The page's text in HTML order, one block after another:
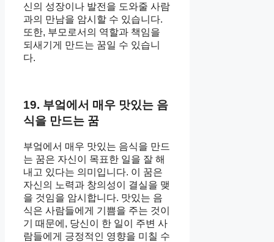
신의 성장이나 발전을 도와줄 사람
과의 만남을 암시할 수 있습니다.
또한, 부모로서의 역할과 책임을
되새기게 만드는 꿈일 수 있습니
다.
19. 부엌에서 매우 맛있는 음
식을 만드는 꿈
부엌에서 매우 맛있는 음식을 만드
는 꿈은 자신이 목표한 일을 잘 해
내고 있다는 의미입니다. 이 꿈은
자신의 노력과 창의성이 결실을 맺
을 것임을 암시합니다. 맛있는 음
식은 사람들에게 기쁨을 주는 것이
기 때문에, 당신이 한 일이 주변 사
람들에게 긍정적인 영향을 미칠 수